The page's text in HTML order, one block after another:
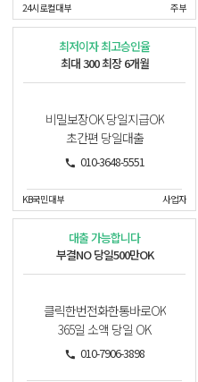
24시로컬대부 주부
최저이자 최고승인율
최대 300 최장 6개월
비밀보장OK 당일지급OK
초간편 당일대출
010-3648-5551
KB국민대부 사업자
대출 가능합니다
부결NO 당일500만OK
클릭한번전화한통바로OK
365일 소액 당일 OK
010-7906-3898